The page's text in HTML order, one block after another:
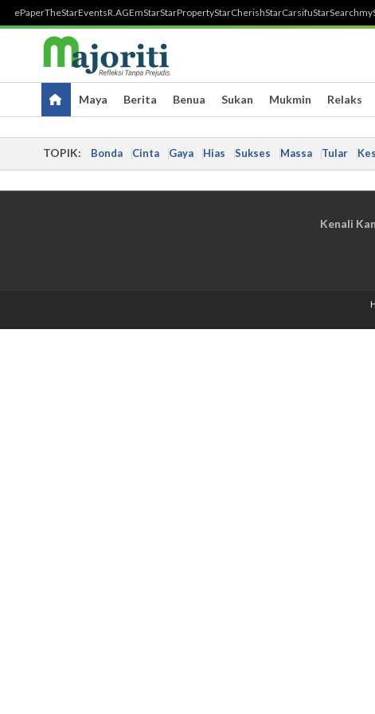
ePaperTheStarEventsR.AGEmStarStarPropertyStarCherishStarCarsifuStarSearch
Maya Berita Benua Sukan Mukmin Relaks
TOPIK: Bonda Cinta Gaya Hias Sukses Massa Tular Kes
Kenali